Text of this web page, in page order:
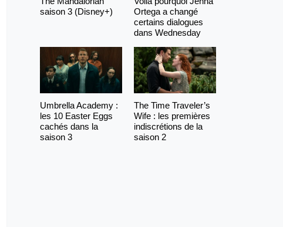
saison 3 (Disney+)
Ortega a changé
certains dialogues
dans Wednesday
Umbrella Academy :
les 10 Easter Eggs
cachés dans la
saison 3
The Time Traveler’s
Wife : les premières
indiscrétions de la
saison 2